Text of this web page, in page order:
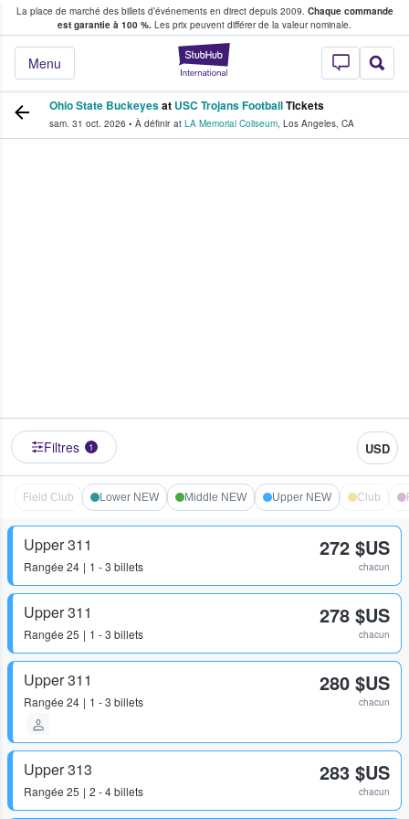
La place de marché des billets d’événements en direct depuis 2009. Chaque commande
est garantie à 100 %. Les prix peuvent différer de la valeur nominale.
StubHub - Où
Menu
fans achètent et vendent des billets
Ohio State Buckeyesat USC Trojans FootballTickets
sam. 31 oct. 2026 • À définir at LA Memorial Coliseum, Los Angeles, CA
Filtres 1 USD
Field Club Lower NEW Middle NEW Upper NEW Club
Upper 311
Rangée 24 1 - 3 billets
272 $US
chacun
Upper 311
Rangée 25 1 - 3 billets
278 $US
chacun
Upper 311
Rangée 24 1 - 3 billets
280 $US
chacun
Upper 313
Rangée 25 2 - 4 billets
283 $US
chacun